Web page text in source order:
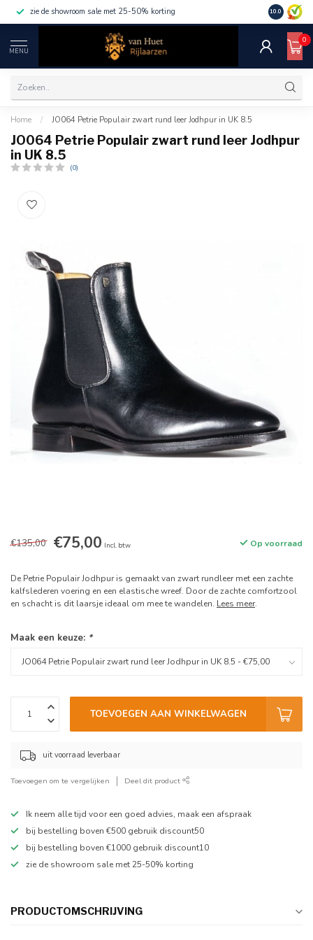
zie de showroom sale met 25-50% korting 10.0
MENU
0
Home / JO064 Petrie Populair zwart rund leer Jodhpur in UK 8.5
JO064 Petrie Populair zwart rund leer Jodhpur
in UK 8.5
(0)
€135,00 €75,00 Incl. btw Op voorraad
De Petrie Populair Jodhpur is gemaakt van zwart rundleer met een zachte
kalfslederen voering en een elastische wreef. Door de zachte comfortzool
en schacht is dit laarsje ideaal om mee te wandelen. Lees meer.
Maak een keuze: *
TOEVOEGEN AAN WINKELWAGEN
uit voorraad leverbaar
Toevoegen om te vergelijken Deel dit product
Ik neem alle tijd voor een goed advies, maak een afspraak
bij bestelling boven €500 gebruik discount50
bij bestelling boven €1000 gebruik discount10
zie de showroom sale met 25-50% korting
PRODUCTOMSCHRIJVING